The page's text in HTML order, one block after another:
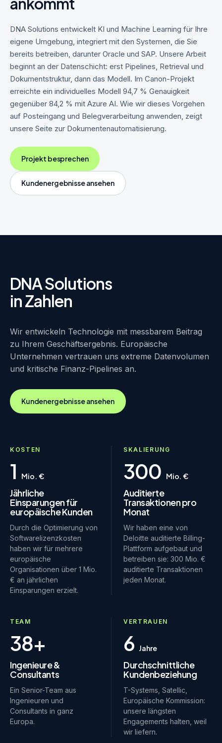
DNA Solutions entwickelt KI und Machine Learning für Ihre
eigene Umgebung, integriert mit den Systemen, die Sie
bereits betreiben, darunter Oracle und SAP. Unsere Arbeit
beginnt an der Datenschicht: erst Pipelines, Retrieval und
Dokumentstruktur, dann das Modell. Im Canon-Projekt
erreichte ein individuelles Modell 94,7 % Genauigkeit
gegenüber 84,2 % mit Azure AI. Wie wir dieses Vorgehen
auf Posteingang und Belegverarbeitung anwenden, zeigt
unsere Seite zur Dokumentenautomatisierung.
Projekt besprechen
Kundenergebnisse ansehen
DNA Solutions
in Zahlen
Wir entwickeln Technologie mit messbarem Beitrag
zu Ihrem Geschäftsergebnis. Europäische
Unternehmen vertrauen uns extreme Datenvolumen
und kritische Finanz-Pipelines an.
Kundenergebnisse ansehen
KOSTEN
1 Mio. €
Jährliche
Einsparungen für
europäische Kunden
Durch die Optimierung von
Softwarelizenzkosten
haben wir für mehrere
europäische
Organisationen über 1 Mio.
€ an jährlichen
Einsparungen erzielt.
SKALIERUNG
300 Mio. €
Auditierte
Transaktionen pro
Monat
Wir haben eine von
Deloitte auditierte Billing-
Plattform aufgebaut und
betreiben sie: 300 Mio. €
auditierte Transaktionen
jeden Monat.
TEAM
38+
Ingenieure &
Consultants
Ein Senior-Team aus
Ingenieuren und
Consultants in ganz
Europa.
VERTRAUEN
6 Jahre
Durchschnittliche
Kundenbeziehung
T-Systems, Satellic,
Europäische Kommission:
unsere längsten
Engagements halten, weil
wir liefern.